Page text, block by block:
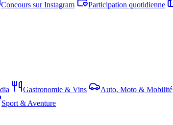
Concours sur Instagram Participation quotidienne
Gastronomie & Vins Auto, Moto & Mobilité
Sport & Aventure